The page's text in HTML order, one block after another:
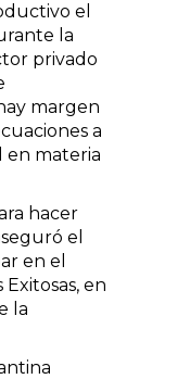
el
la
privado
margen
a
en materia
hacer
el
en el
en
la